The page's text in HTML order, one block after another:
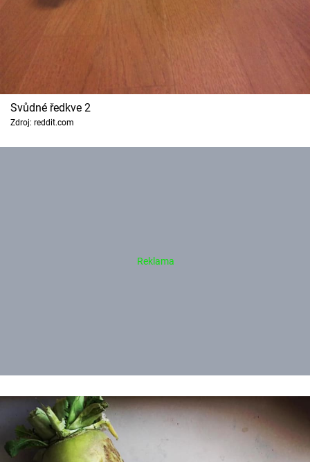
Svůdné ředkve 2
Zdroj: reddit.com